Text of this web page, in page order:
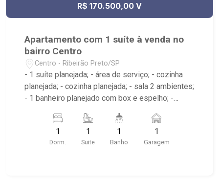
R$ 170.500,00 V
Apartamento com 1 suíte à venda no
bairro Centro
Centro - Ribeirão Preto/SP
- 1 suíte planejada; - área de serviço; - cozinha
planejada; - cozinha planejada; - sala 2 ambientes;
- 1 banheiro planejado com box e espelho; -
1
Dorm.
1
Suite
1
Banho
1
Garagem